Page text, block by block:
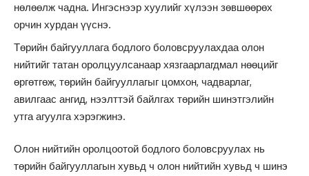
нөлөөлж чадна. Ингэснээр хуулийг хүлээн зөвшөөрөх
орчин хурдан үүснэ.
Төрийн байгууллага бодлого боловсруулахдаа олон
нийтийг татан оролцуулсанаар хязгаарлагдмал нөөцийг
өргөтгөж, төрийн байгууллагыг цомхон, чадварлаг,
авилгаас ангид, нээлттэй байлгах төрийн шинэтгэлийн
утга агуулга хэрэгжинэ.
Олон нийтийн оролцоотой бодлого боловсруулах нь
төрийн байгууллагын хувьд ч олон нийтийн хувьд ч шинэ